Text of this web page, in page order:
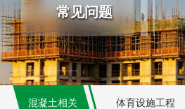
常见问题
混凝土相关 体育设施工程